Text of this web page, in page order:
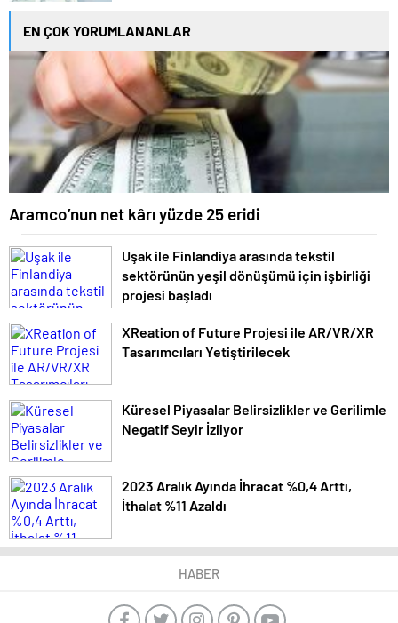
EN ÇOK YORUMLANANLAR
Aramco’nun net kârı yüzde 25 eridi
Uşak ile Finlandiya arasında tekstil
sektörünün yeşil dönüşümü için işbirliği
projesi başladı
XReation of Future Projesi ile AR/VR/XR
Tasarımcıları Yetiştirilecek
Küresel Piyasalar Belirsizlikler ve Gerilimle
Negatif Seyir İzliyor
2023 Aralık Ayında İhracat %0,4 Arttı,
İthalat %11 Azaldı
HABER